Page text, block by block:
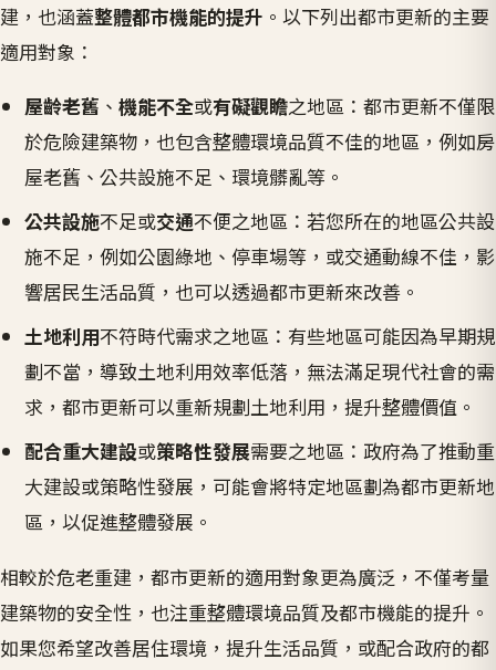
建，也涵蓋整體都市機能的提升 。以下列出都市更新的主要
適用對象：
屋齡老舊 、機能不全或有礙觀瞻之地區：都市更新不僅限
於危險建築物，也包含整體環境品質不佳的地區，例如房
屋老舊、公共設施不足、環境髒亂等。
公共設施不足或交通不便之地區：若您所在的地區公共設
施不足，例如公園綠地、停車場等，或交通動線不佳，影
響居民生活品質，也可以透過都市更新來改善。
土地利用不符時代需求之地區：有些地區可能因為早期規
劃不當，導致土地利用效率低落，無法滿足現代社會的需
求，都市更新可以重新規劃土地利用，提升整體價值。
配合重大建設或策略性發展需要之地區：政府為了推動重
大建設或策略性發展，可能會將特定地區劃為都市更新地
區，以促進整體發展。
相較於危老重建，都市更新的適用對象更為廣泛，不僅考量
建築物的安全性，也注重整體環境品質及都市機能的提升。
如果您希望改善居住環境，提升生活品質，或配合政府的都